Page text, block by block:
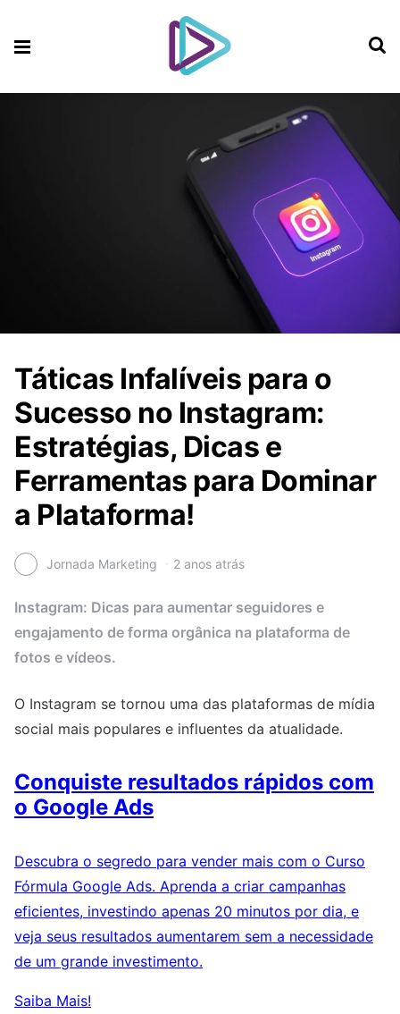
Táticas Infalíveis para o
Sucesso no Instagram:
Estratégias, Dicas e
Ferramentas para Dominar
a Plataforma!
Jornada Marketing 2 anos atrás
Instagram: Dicas para aumentar seguidores e
engajamento de forma orgânica na plataforma de
fotos e vídeos.
O Instagram se tornou uma das plataformas de mídia
social mais populares e influentes da atualidade.
Conquiste resultados rápidos com
o Google Ads
Descubra o segredo para vender mais com o Curso
Fórmula Google Ads. Aprenda a criar campanhas
eficientes, investindo apenas 20 minutos por dia, e
veja seus resultados aumentarem sem a necessidade
de um grande investimento.
Saiba Mais!